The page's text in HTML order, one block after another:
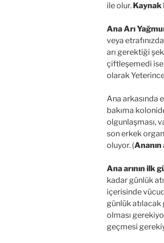
ile olur. Kaynak
Ana Arı
veya
arı gerektiği
çiftleşemedi
olarak
Ana arkasında
bakıma
olgunlaşması,
son erkek
oluyor. (Ananın
Ana arının ilk
kadar günlük
içerisinde
günlük
olması
geçmesi